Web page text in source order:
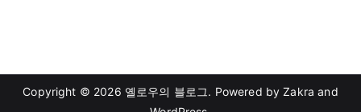
Copyright © 2026 옐로우의 블로그. Powered byZakra and